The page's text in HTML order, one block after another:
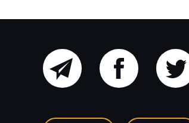
Головний Facebook